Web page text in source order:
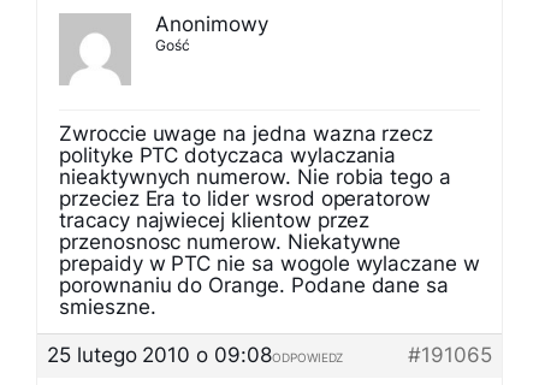
Anonimowy
Gość
Zwroccie uwage na jedna wazna rzecz
polityke PTC dotyczaca wylaczania
nieaktywnych numerow. Nie robia tego a
przeciez Era to lider wsrod operatorow
tracacy najwiecej klientow przez
przenosnosc numerow. Niekatywne
prepaidy w PTC nie sa wogole wylaczane w
porownaniu do Orange. Podane dane sa
smieszne.
25 lutego 2010 o 09:08
#191065
ODPOWIEDZ